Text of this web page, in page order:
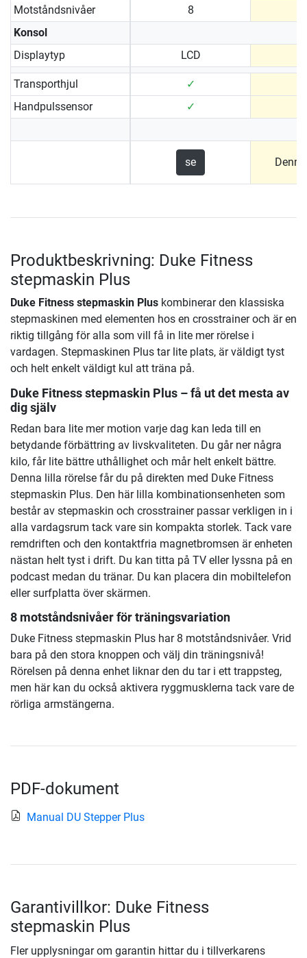
Motståndsnivåer
8
Konsol
Displaytyp
LCD
Transporthjul ✓
Handpulssensor
✓
se
Produktbeskrivning: Duke Fitness
stepmaskin Plus
Duke Fitness stepmaskin Plus kombinerar den klassiska
stepmaskinen med elementen hos en crosstrainer och är en
riktig tillgång för alla som vill få in lite mer rörelse i
vardagen. Stepmaskinen Plus tar lite plats, är väldigt tyst
och helt enkelt väldigt kul att träna på.
Duke Fitness stepmaskin Plus – få ut det mesta av
dig själv
Redan bara lite mer motion varje dag kan leda till en
betydande förbättring av livskvaliteten. Du går ner några
kilo, får lite bättre uthållighet och mår helt enkelt bättre.
Denna lilla rörelse får du på direkten med Duke Fitness
stepmaskin Plus. Den här lilla kombinationsenheten som
består av stepmaskin och crosstrainer passar verkligen in i
alla vardagsrum tack vare sin kompakta storlek. Tack vare
remdriften och den kontaktfria magnetbromsen är enheten
nästan helt tyst i drift. Du kan titta på TV eller lyssna på en
podcast medan du tränar. Du kan placera din mobiltelefon
eller surfplatta över skärmen.
8 motståndsnivåer för träningsvariation
Duke Fitness stepmaskin Plus har 8 motståndsnivåer. Vrid
bara på den stora knoppen och välj din träningsnivå!
Rörelsen på denna enhet liknar den du tar i ett trappsteg,
men här kan du också aktivera ryggmusklerna tack vare de
rörliga armstängerna.
PDF-dokument
Manual DU Stepper Plus
Garantivillkor: Duke Fitness
stepmaskin Plus
Fler upplysningar om garantin hittar du i tillverkarens